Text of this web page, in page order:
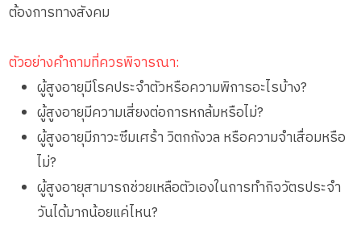
ต้องการทางสังคม
ตัวอย่างคำถามที่ควรพิจารณา:
ผู้สูงอายุมีโรคประจำตัวหรือความพิการอะไรบ้าง?
ผู้สูงอายุมีความเสี่ยงต่อการหกล้มหรือไม่?
ผู้สูงอายุมีภาวะซึมเศร้า วิตกกังวล หรือความจำเสื่อมหรือ
ไม่?
ผู้สูงอายุสามารถช่วยเหลือตัวเองในการทำกิจวัตรประจำ
วันได้มากน้อยแค่ไหน?